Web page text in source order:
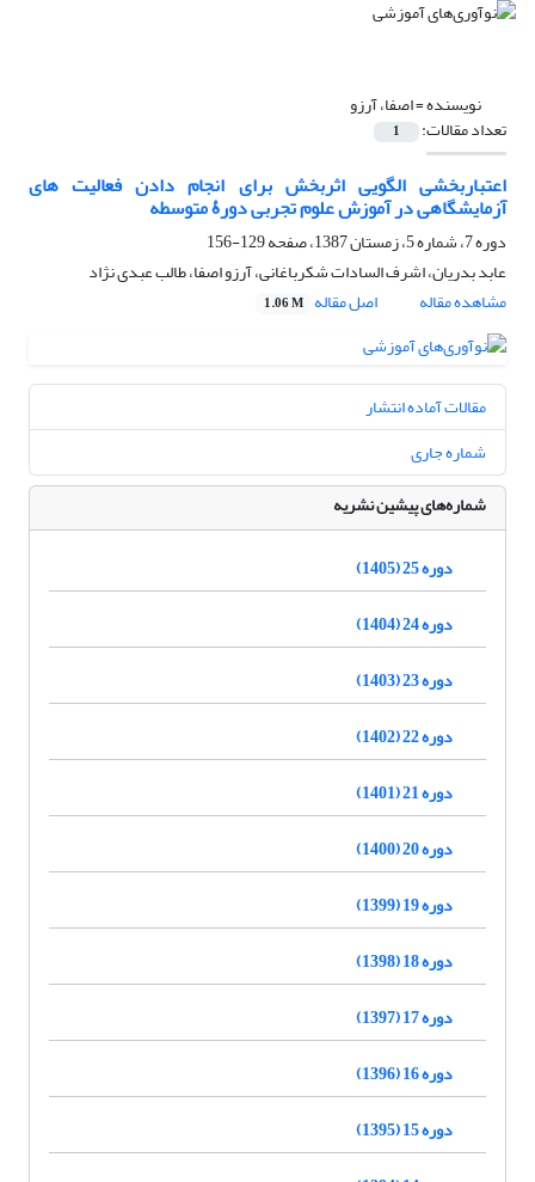
نویسنده =اصفا، آرزو
تعداد مقالات: 1
اعتباربخشی الگویی اثربخش برای انجام دادن فعالیت های
آزمایشگاهی در آموزش علوم تجربی دورۀ متوسطه
دوره 7، شماره 5، زمستان 1387، صفحه
129-156
عابد بدریان، اشرف السادات شکرباغانی، آرزو اصفا، طالب عبدی نژاد
مشاهده مقاله
اصل مقاله 1.06 M
مقالات آماده انتشار
شماره جاری
شماره‌های پیشین نشریه
دوره 25 (1405)
دوره 24 (1404)
دوره 23 (1403)
دوره 22 (1402)
دوره 21 (1401)
دوره 20 (1400)
دوره 19 (1399)
دوره 18 (1398)
دوره 17 (1397)
دوره 16 (1396)
دوره 15 (1395)